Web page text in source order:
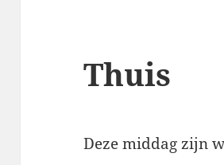
Thuis
Deze middag zijn